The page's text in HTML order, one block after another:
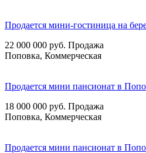
Продается мини-гостиница на
22 000 000 руб. Продажа
Поповка, Коммерческая
Продается мини пансионат в
18 000 000 руб. Продажа
Поповка, Коммерческая
Продается мини пансионат в